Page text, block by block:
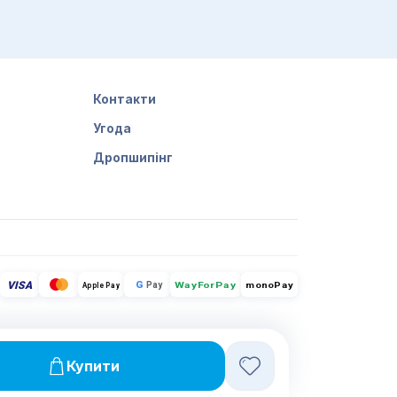
Купити
Контакти
Угода
Дропшипінг
VISA Apple Pay G Pay WayForPay monoPay